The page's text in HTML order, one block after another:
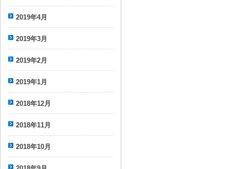
2019年4月
2019年3月
2019年2月
2019年1月
2018年12月
2018年11月
2018年10月